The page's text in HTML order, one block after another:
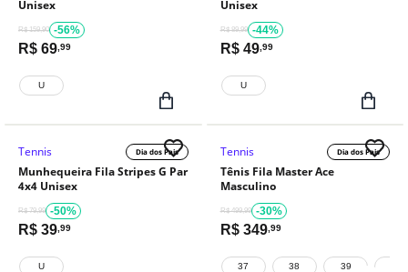
Unisex
R$ 159,90 -56%
R$ 69 ,99
U
Unisex
R$ 89,99 -44%
R$ 49,99
U
Tennis Dia dos Pais
Munhequeira Fila Stripes G Par
4x4 Unisex
R$ 79,99 -50%
R$ 39 ,99
U
Tennis Dia dos Pais
Tênis Fila Master Ace
Masculino
R$ 499,99 -30%
R$ 349,99
37 38 39